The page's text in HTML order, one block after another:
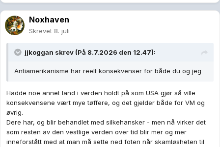
Noxhaven
Skrevet 8. juli
jjkoggan skrev (På 8.7.2026 den 12.47):
Antiamerikanisme har reelt konsekvenser for både du og jeg
Hadde noe annet land i verden holdt på som USA gjør så ville
konsekvensene vært mye tøffere, og det gjelder både for VM og
øvrig.
Dere har, og blir behandlet med silkehansker - men nå virker det
som resten av den vestlige verden over tid blir mer og mer
inneforstått med at man må sette ned foten når skamløsheten til